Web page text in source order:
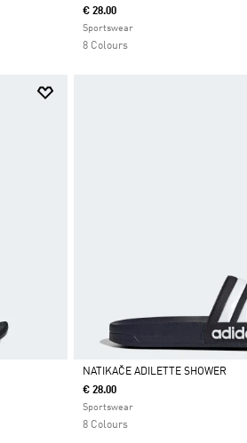
Da
€ 28.00
Sportswear
8 Colours
Da
NATIKAČE ADILETTE SHOWER
€ 28.00
Sportswear
8 Colours